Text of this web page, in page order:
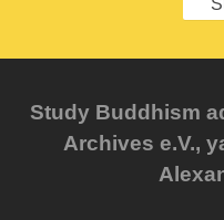
Study Buddhism
Archives e.V.,